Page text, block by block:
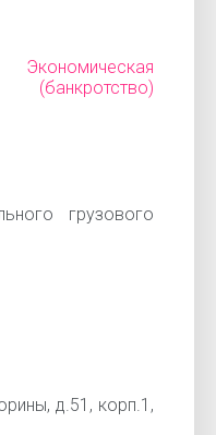
грузового
д.51, корп.1,